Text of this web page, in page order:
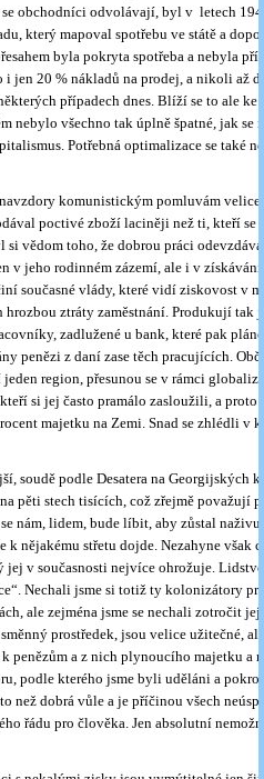
obchodníci odvolávají, byl v letech
který mapoval spotřebu ve státě a
byla pokryta spotřeba a nebyla
jen 20 % nákladů na prodej, a nikoli až
případech dnes. Blíží se to ale ke
nebylo všechno tak úplně špatné, jak se
Potřebná optimalizace se také
komunistickým pomluvám velice
poctivé zboží laciněji než ti, kteří se
vědom toho, že dobrou práci
v jeho rodinném zázemí, ale i v
současné vlády, které vidí ziskovost v
ztráty zaměstnání. Produkují tak
zadlužené u bank, které pak
penězi z daní zase těch pracujících.
region, přesunou se v rámci
si jej často pramálo zasloužili, a proto
majetku na Zemi. Snad se zhlédli v
soudě podle Desatera na Georgijských
pěti stech tisících, což zřejmě považují
nám, lidem, bude líbit, aby zůstal
k nějakému střetu dojde. Nezahyne však
jej v současnosti nejvíce ohrožuje.
Nechali jsme si totiž ty kolonizátory
ale zejména jsme se nechali zotročit
prostředek, jsou velice užitečné,
penězům a z nich plynoucího majetku a
podle kterého jsme byli uděláni a
než dobrá vůle a je příčinou všech
řádu pro člověka. Jen absolutní